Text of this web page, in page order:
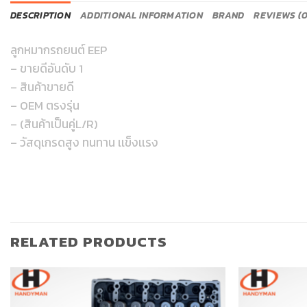
DESCRIPTION ADDITIONAL INFORMATION BRAND REVIEWS
ลูกหมากรถยนต์ EEP
– ขายดีอันดับ 1
– สินค้าขายดี
– OEM ตรงรุ่น
– (สินค้าเป็นคู่L/R)
– วัสดุเกรดสูง ทนทาน เเข็งเเรง
RELATED PRODUCTS